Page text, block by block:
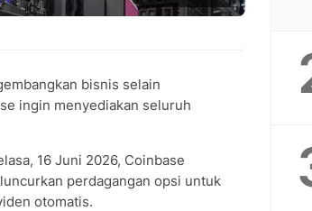
bisnis selain
ingin menyediakan seluruh
16 Juni 2026, Coinbase
perdagangan opsi untuk
otomatis.